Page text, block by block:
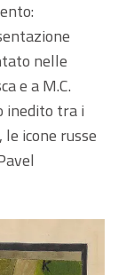
nelle
e a M.C.
inedito tra i
icone russe